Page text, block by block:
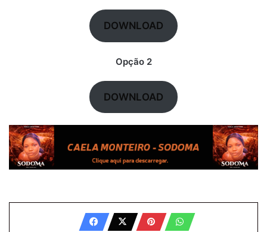
DOWNLOAD
Opção 2
DOWNLOAD